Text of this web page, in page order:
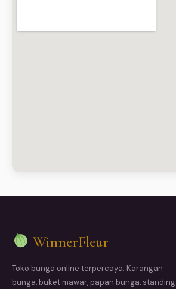
WinnerFleur
Toko bunga online terpercaya. Karangan
bunga, buket mawar, papan bunga, standing